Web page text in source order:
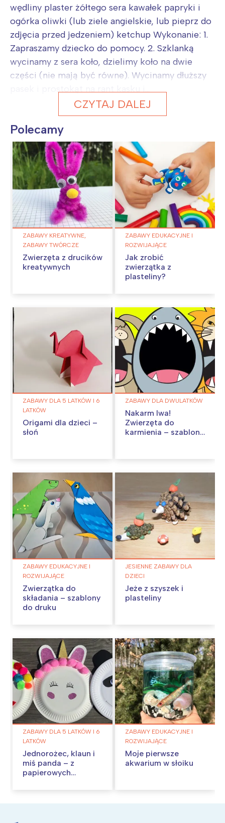
wędliny plaster żółtego sera kawałek papryki i
ogórka oliwki (lub ziele angielskie, lub pieprz do
zdjęcia przed jedzeniem) ketchup Wykonanie: 1.
Zapraszamy dziecko do pomocy. 2. Szklanką
wycinamy z sera koło, dzielimy koło na dwie
części (nie mają być równe). Wycinamy dłuższy
CZYTAJ DALEJ
Polecamy
ZABAWY KREATYWNE,
ZABAWY TWÓRCZE
Zwierzęta z drucików
kreatywnych
ZABAWY EDUKACYJNE I
ROZWIJAJĄCE
Jak zrobić
zwierzątka z
plasteliny?
ZABAWY DLA 5 LATKÓW I 6
LATKÓW
Origami dla dzieci –
słoń
ZABAWY DLA DWULATKÓW
Nakarm lwa!
Zwierzęta do
karmienia – szablony
ZABAWY EDUKACYJNE I
ROZWIJAJĄCE
Zwierzątka do
składania – szablony
do druku
JESIENNE ZABAWY DLA
DZIECI
Jeże z szyszek i
plasteliny
ZABAWY DLA 5 LATKÓW I 6
LATKÓW
Jednorożec, klaun i
miś panda – z
papierowych
ZABAWY EDUKACYJNE I
ROZWIJAJĄCE
Moje pierwsze
akwarium w słoiku